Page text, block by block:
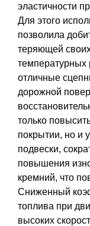
эластичности
Для этого
позволила
теряющей
температурных
отличные
дорожной
только
покрытии, но и
подвески,
повышения
кремний, что
Сниженный
топлива при
высоких